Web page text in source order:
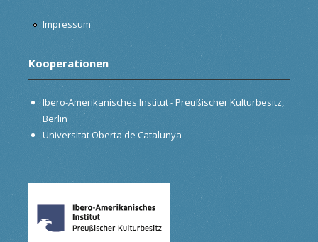
Impressum
Kooperationen
Ibero-Amerikanisches Institut - Preußischer Kulturbesitz,
Berlin
Universitat Oberta de Catalunya